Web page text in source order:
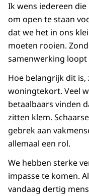
Ik wens iedereen
om open te staan
dat we het in ons
moeten rooien.
samenwerking loopt
Hoe belangrijk dit is,
woningtekort. Veel
betaalbaars vinden
zitten klem.
gebrek aan
allemaal een rol.
We hebben sterke
impasse te komen.
vandaag dertig